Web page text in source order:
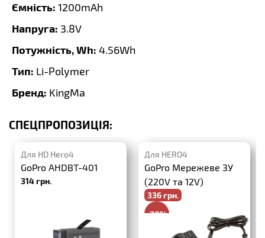
Ємність: 1200mAh
Напруга: 3.8V
Потужність, Wh: 4.56Wh
Тип: Li-Polymer
Бренд: KingMa
СПЕЦПРОПОЗИЦІЯ:
Для HD Hero4
GoPro AHDBT-401
314 грн.
Для HERO4
GoPro Мережеве ЗУ
(220V та 12V)
336 грн.
-20%
420 грн.